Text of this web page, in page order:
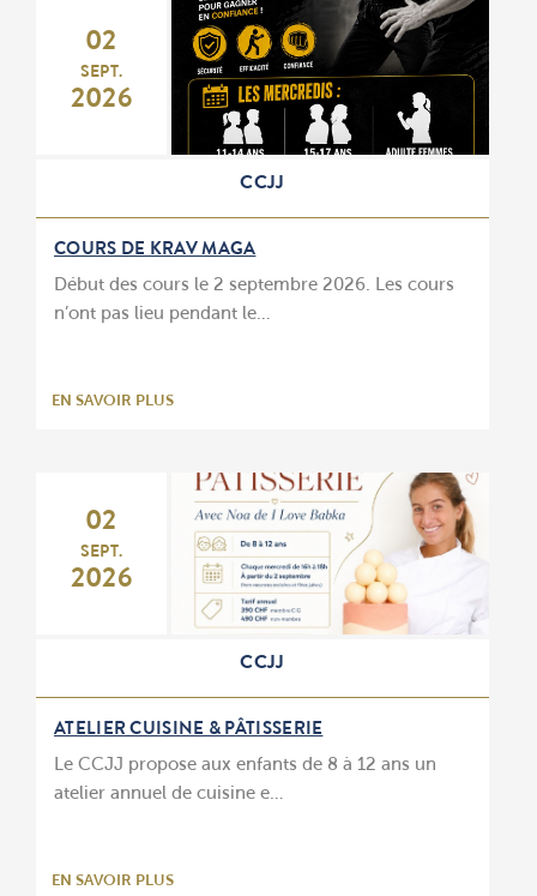
02
SEPT.
2026
CCJJ
COURS DE KRAV MAGA
Début des cours le 2 septembre 2026. Les cours
n’ont pas lieu pendant le…
EN SAVOIR PLUS
02
SEPT.
2026
CCJJ
ATELIER CUISINE & PÂTISSERIE
Le CCJJ propose aux enfants de 8 à 12 ans un
atelier annuel de cuisine e…
EN SAVOIR PLUS